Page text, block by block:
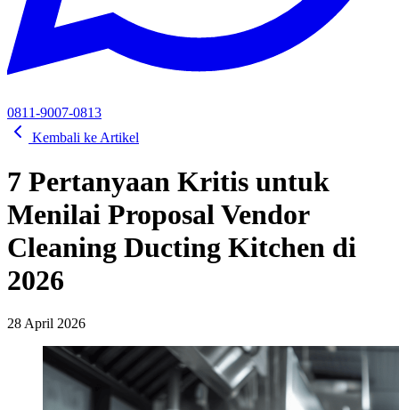
0811-9007-0813
Kembali ke Artikel
7 Pertanyaan Kritis untuk
Menilai Proposal Vendor
Cleaning Ducting Kitchen di
2026
28 April 2026